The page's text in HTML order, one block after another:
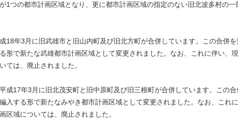
1つの都市計画区域となり、更に都市計画区域の指定のない旧北波多村の
18年3月に旧武雄市と旧山内町及び旧北方町が合併しています。この合併
形で新たな武雄都市計画区域として変更されました。なお、これに伴い、
ては、廃止されました。
成17年3月に旧北茂安町と旧中原町及び旧三根町が合併しています。この
入する形で新たなみやき都市計画区域として変更されました。なお、これ
区域については、廃止されました。